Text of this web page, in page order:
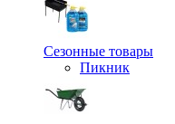
Сезонные товары
Пикник